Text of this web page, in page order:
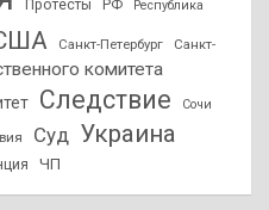
Протесты РФ Республика
Санкт-Петербург
Санкт-
комитета
Следствие Сочи
Суд Украина
ЧП